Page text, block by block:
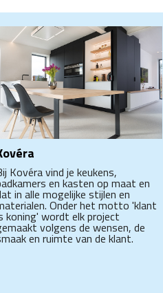
Kovéra vind je keukens,
en kasten op maat en
in alle mogelijke stijlen en
Onder het motto 'klant
koning' wordt elk project
volgens de wensen, de
en ruimte van de klant.